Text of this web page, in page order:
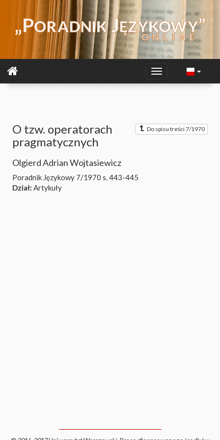
Do spisu treści 7/1970
O tzw. operatorach
pragmatycznych
Olgierd Adrian Wojtasiewicz
Poradnik Językowy 7/1970 s. 443-445
Dział: Artykuły